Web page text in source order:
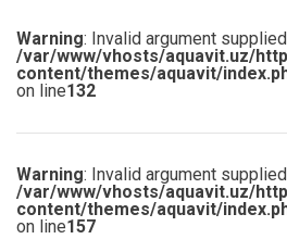
Warning: Invalid argument
/var/www/vhosts/aquavit.uz/
content/themes/aquavit/
on line132
Warning: Invalid argument
/var/www/vhosts/aquavit.uz/
content/themes/aquavit/
on line157